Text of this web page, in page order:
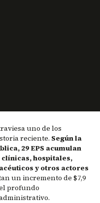
uno de los
reciente. Según la
29 EPS acumulan
clínicas, hospitales,
y otros actores
un incremento de $7,9
profundo